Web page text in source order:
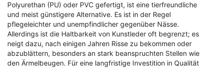
Polyurethan (PU) oder PVC gefertigt, ist eine tierfreundliche
und meist günstigere Alternative. Es ist in der Regel
pflegeleichter und unempfindlicher gegenüber Nässe.
Allerdings ist die Haltbarkeit von Kunstleder oft begrenzt; es
neigt dazu, nach einigen Jahren Risse zu bekommen oder
abzublättern, besonders an stark beanspruchten Stellen wie
den Ärmelbeugen. Für eine langfristige Investition in Qualität